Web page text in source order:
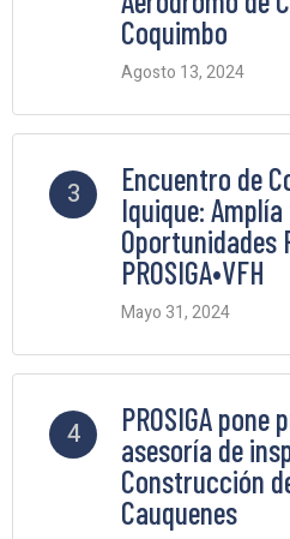
Coquimbo
Agosto 13, 2024
3
Encuentro de
Iquique:
Oportunidades
PROSIGA•VFH
Mayo 31, 2024
4
PROSIGA
asesoría de
Construcción
Cauquenes